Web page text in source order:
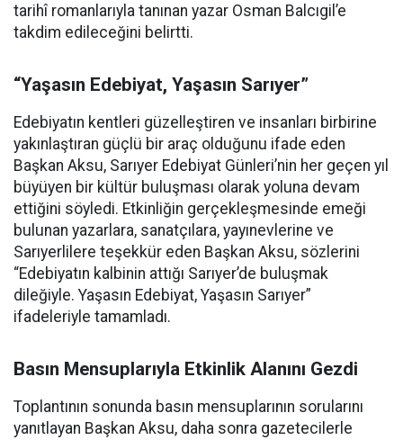
tarihî romanlarıyla tanınan yazar Osman Balcıgil’e
takdim edileceğini belirtti.
“Yaşasın Edebiyat, Yaşasın Sarıyer”
Edebiyatın kentleri güzelleştiren ve insanları birbirine
yakınlaştıran güçlü bir araç olduğunu ifade eden
Başkan Aksu, Sarıyer Edebiyat Günleri’nin her geçen yıl
büyüyen bir kültür buluşması olarak yoluna devam
ettiğini söyledi. Etkinliğin gerçekleşmesinde emeği
bulunan yazarlara, sanatçılara, yayınevlerine ve
Sarıyerlilere teşekkür eden Başkan Aksu, sözlerini
“Edebiyatın kalbinin attığı Sarıyer’de buluşmak
dileğiyle. Yaşasın Edebiyat, Yaşasın Sarıyer”
ifadeleriyle tamamladı.
Basın Mensuplarıyla Etkinlik Alanını Gezdi
Toplantının sonunda basın mensuplarının sorularını
yanıtlayan Başkan Aksu, daha sonra gazetecilerle